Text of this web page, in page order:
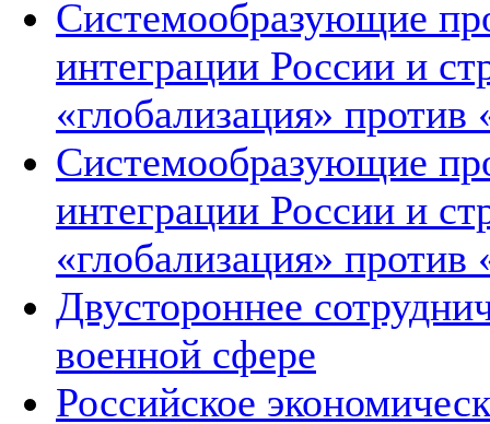
Системообразующие
интеграции России и
«глобализация»
Системообразующие
интеграции России и
«глобализация»
Двустороннее
военной сфере
Российское